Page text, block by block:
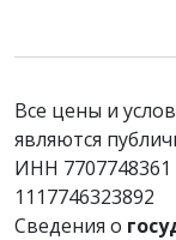
Все цены и
являются
ИНН
1117746323892
Сведения о